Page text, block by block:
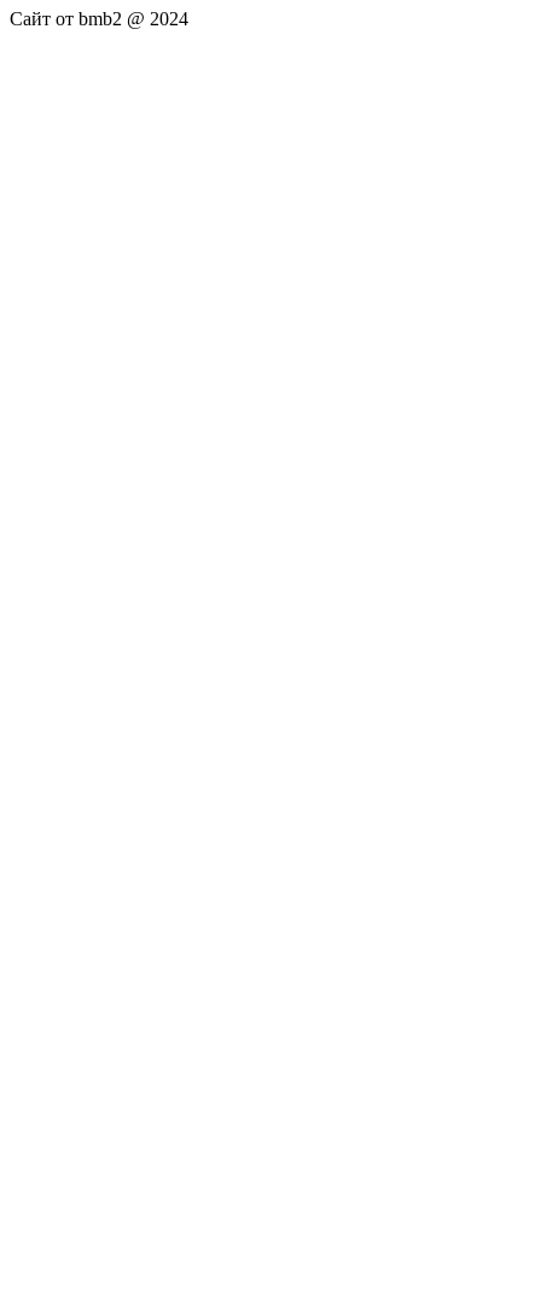
Сайт от bmb2 @ 2024